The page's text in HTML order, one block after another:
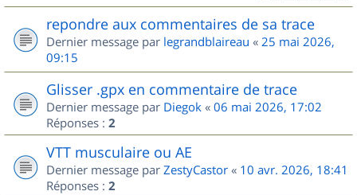
repondre aux commentaires de sa trace
Dernier message par legrandblaireau « 25 mai 2026,
09:15
Glisser .gpx en commentaire de trace
Dernier message par Diegok « 06 mai 2026, 17:02
Réponses : 2
VTT musculaire ou AE
Dernier message par ZestyCastor « 10 avr. 2026, 18:41
Réponses : 2